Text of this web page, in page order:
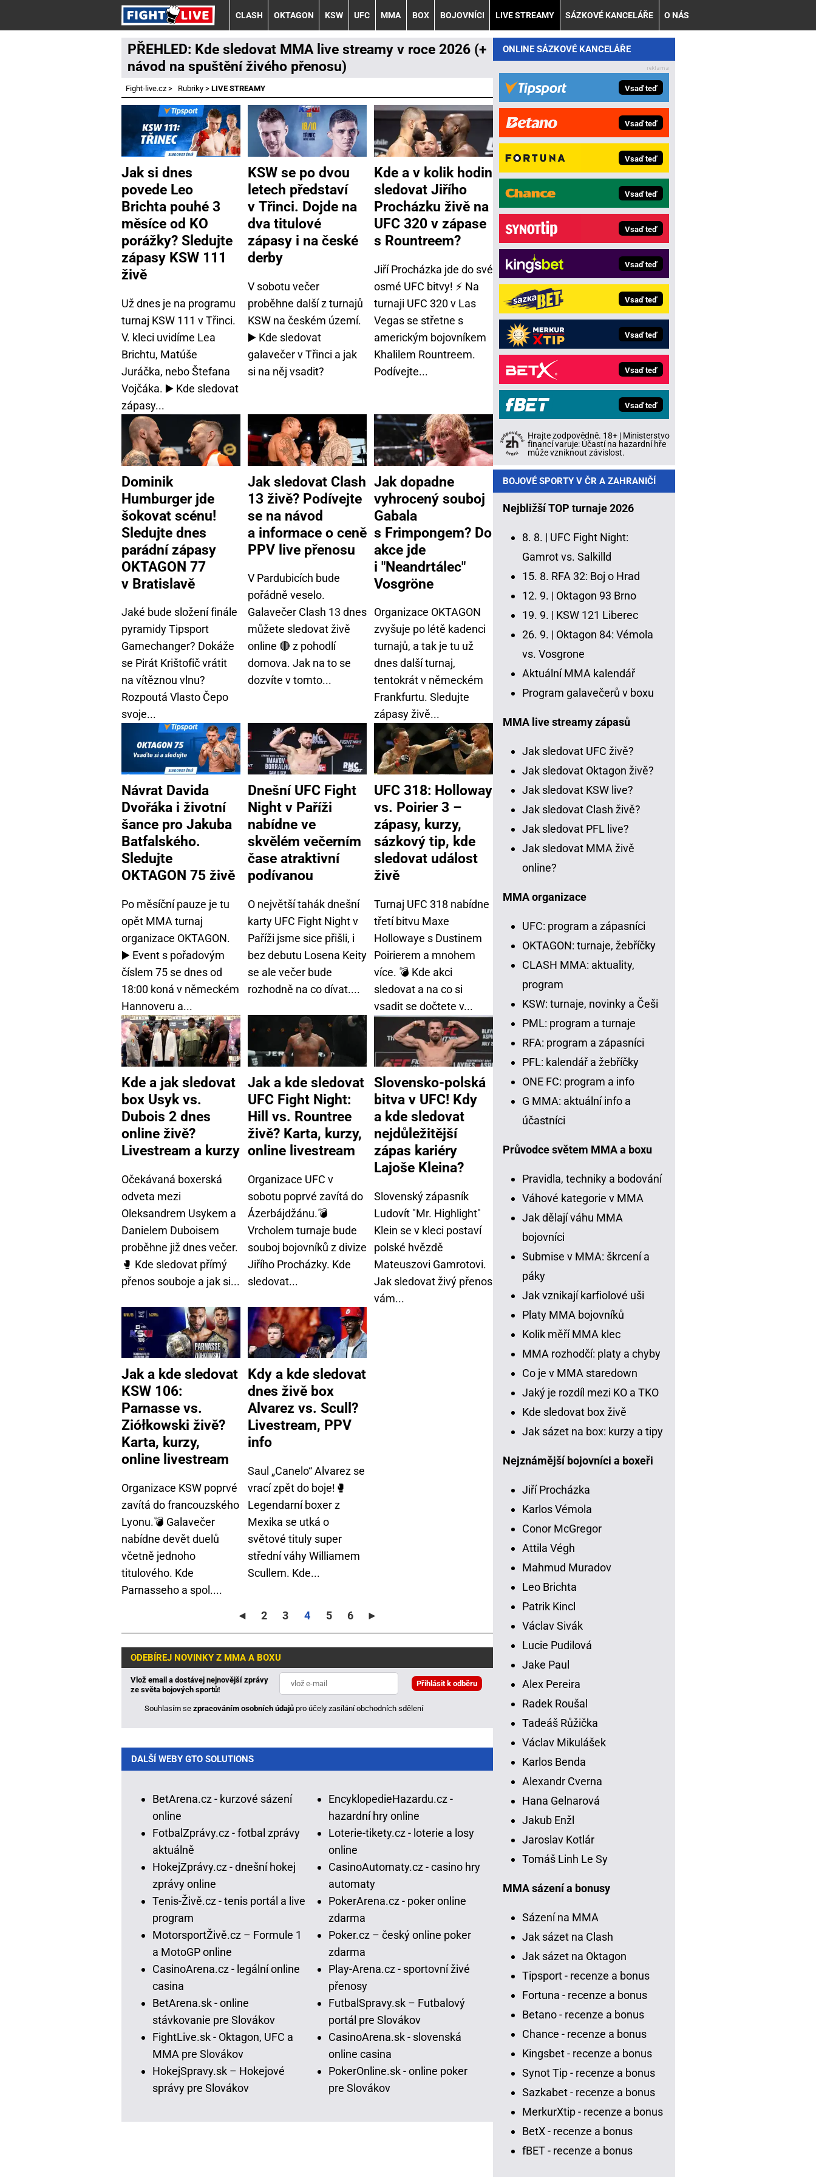
CLASH OKTAGON KSW UFC MMA BOX BOJOVNÍCI LIVE STREAMY SÁZKOVÉ KANCELÁŘE O NÁS
PŘEHLED: Kde sledovat MMA live streamy v roce 2026 (+
návod na spuštění živého přenosu)
Fight-live.cz > Rubriky > LIVE STREAMY
Jak si dnes
povede Leo
Brichta pouhé 3
měsíce od KO
porážky? Sledujte
zápasy KSW 111
živě
Už dnes je na programu
turnaj KSW 111 v Třinci.
V. kleci uvidíme Lea
Brichtu, Matúše
Juráčka, nebo Štefana
Vojčáka. ▶️ Kde sledovat
zápasy...
KSW se po dvou
letech představí
v Třinci. Dojde na
dva titulové
zápasy i na české
derby
V sobotu večer
proběhne další z turnajů
KSW na českém území.
▶️ Kde sledovat
galavečer v Třinci a jak
si na něj vsadit?
Kde a v kolik hodin
sledovat Jiřího
Procházku živě na
UFC 320 v zápase
s Rountreem?
Jiří Procházka jde do své
osmé UFC bitvy! ⚡️ Na
turnaji UFC 320 v Las
Vegas se střetne s
americkým bojovníkem
Khalilem Rountreem.
Podívejte...
Dominik
Humburger jde
šokovat scénu!
Sledujte dnes
parádní zápasy
OKTAGON 77
v Bratislavě
Jaké bude složení finále
pyramidy Tipsport
Gamechanger? Dokáže
se Pirát Krištofič vrátit
na vítěznou vlnu?
Rozpoutá Vlasto Čepo
svoje...
Jak sledovat Clash
13 živě? Podívejte
se na návod
a informace o ceně
PPV live přenosu
V Pardubicích bude
pořádně veselo.
Galavečer Clash 13 dnes
můžete sledovat živě
online 🔴 z pohodlí
domova. Jak na to se
dozvíte v tomto...
Jak dopadne
vyhrocený souboj
Gabala
s Frimpongem? Do
akce jde
i "Neandrtálec"
Vosgröne
Organizace OKTAGON
zvyšuje po létě kadenci
turnajů, a tak je tu už
dnes další turnaj,
tentokrát v německém
Frankfurtu. Sledujte
zápasy živě...
Návrat Davida
Dvořáka i životní
šance pro Jakuba
Batfalského.
Sledujte
OKTAGON 75 živě
Po měsíční pauze je tu
opět MMA turnaj
organizace OKTAGON.
▶️ Event s pořadovým
číslem 75 se dnes od
18:00 koná v německém
Hannoveru a...
Dnešní UFC Fight
Night v Paříži
nabídne ve
skvělém večerním
čase atraktivní
podívanou
O největší tahák dnešní
karty UFC Fight Night v
Paříži jsme sice přišli, i
bez debutu Losena Keity
se ale večer bude
rozhodně na co dívat....
UFC 318: Holloway
vs. Poirier 3 –
zápasy, kurzy,
sázkový tip, kde
sledovat událost
živě
Turnaj UFC 318 nabídne
třetí bitvu Maxe
Hollowaye s Dustinem
Poirierem a mnohem
více. 💣 Kde akci
sledovat a na co si
vsadit se dočtete v...
Kde a jak sledovat
box Usyk vs.
Dubois 2 dnes
online živě?
Livestream a kurzy
Očekávaná boxerská
odveta mezi
Oleksandrem Usykem a
Danielem Duboisem
proběhne již dnes večer.
🥊 Kde sledovat přímý
přenos souboje a jak si...
Jak a kde sledovat
UFC Fight Night:
Hill vs. Rountree
živě? Karta, kurzy,
online livestream
Organizace UFC v
sobotu poprvé zavítá do
Ázerbájdžánu.💣
Vrcholem turnaje bude
souboj bojovníků z divize
Jiřího Procházky. Kde
sledovat...
Slovensko-polská
bitva v UFC! Kdy
a kde sledovat
nejdůležitější
zápas kariéry
Lajoše Kleina?
Slovenský zápasník
Ludovít "Mr. Highlight"
Klein se v kleci postaví
polské hvězdě
Mateuszovi Gamrotovi.
Jak sledovat živý přenos
vám...
Jak a kde sledovat
KSW 106:
Parnasse vs.
Ziółkowski živě?
Karta, kurzy,
online livestream
Organizace KSW poprvé
zavítá do francouzského
Lyonu.💣 Galavečer
nabídne devět duelů
včetně jednoho
titulového. Kde
Parnasseho a spol....
Kdy a kde sledovat
dnes živě box
Alvarez vs. Scull?
Livestream, PPV
info
Saul „Canelo“ Alvarez se
vrací zpět do boje!🥊
Legendarní boxer z
Mexika se utká o
světové tituly super
střední váhy Williamem
Scullem. Kde...
◄ 2 3 4 5 6 ►
ODEBÍREJ NOVINKY Z MMA A BOXU
Vlož email a dostávej nejnovější zprávy
ze světa bojových sportů!
Souhlasím se zpracováním osobních údajů pro účely zasílání obchodních sdělení
DALŠÍ WEBY GTO SOLUTIONS
BetArena.cz - kurzové sázení
online
FotbalZprávy.cz - fotbal zprávy
aktuálně
HokejZprávy.cz - dnešní hokej
zprávy online
Tenis-Živě.cz - tenis portál a live
program
MotorsportŽivě.cz – Formule 1
a MotoGP online
CasinoArena.cz - legální online
casina
BetArena.sk - online
stávkovanie pre Slovákov
FightLive.sk - Oktagon, UFC a
MMA pre Slovákov
HokejSpravy.sk – Hokejové
správy pre Slovákov
EncyklopedieHazardu.cz -
hazardní hry online
Loterie-tikety.cz - loterie a losy
online
CasinoAutomaty.cz - casino hry
automaty
PokerArena.cz - poker online
zdarma
Poker.cz – český online poker
zdarma
Play-Arena.cz - sportovní živé
přenosy
FutbalSpravy.sk – Futbalový
portál pre Slovákov
CasinoArena.sk - slovenská
online casina
PokerOnline.sk - online poker
pre Slovákov
ONLINE SÁZKOVÉ KANCELÁŘE
Vsaď teď
Vsaď teď
Vsaď teď
Vsaď teď
Vsaď teď
Vsaď teď
Vsaď teď
Vsaď teď
Vsaď teď
Vsaď teď
Hrajte zodpovědně. 18+ | Ministerstvo
financí varuje: Účastí na hazardní hře
může vzniknout závislost.
BOJOVÉ SPORTY V ČR A ZAHRANIČÍ
Nejbližší TOP turnaje 2026
8. 8. | UFC Fight Night:
Gamrot vs. Salkilld
15. 8. RFA 32: Boj o Hrad
12. 9. | Oktagon 93 Brno
19. 9. | KSW 121 Liberec
26. 9. | Oktagon 84: Vémola
vs. Vosgrone
Aktuální MMA kalendář
Program galavečerů v boxu
MMA live streamy zápasů
Jak sledovat UFC živě?
Jak sledovat Oktagon živě?
Jak sledovat KSW live?
Jak sledovat Clash živě?
Jak sledovat PFL live?
Jak sledovat MMA živě
online?
MMA organizace
UFC: program a zápasníci
OKTAGON: turnaje, žebříčky
CLASH MMA: aktuality,
program
KSW: turnaje, novinky a Češi
PML: program a turnaje
RFA: program a zápasníci
PFL: kalendář a žebříčky
ONE FC: program a info
G MMA: aktuální info a
účastníci
Průvodce světem MMA a boxu
Pravidla, techniky a bodování
Váhové kategorie v MMA
Jak dělají váhu MMA
bojovníci
Submise v MMA: škrcení a
páky
Jak vznikají karfiolové uši
Platy MMA bojovníků
Kolik měří MMA klec
MMA rozhodčí: platy a chyby
Co je v MMA staredown
Jaký je rozdíl mezi KO a TKO
Kde sledovat box živě
Jak sázet na box: kurzy a tipy
Nejznámější bojovníci a boxeři
Jiří Procházka
Karlos Vémola
Conor McGregor
Attila Végh
Mahmud Muradov
Leo Brichta
Patrik Kincl
Václav Sivák
Lucie Pudilová
Jake Paul
Alex Pereira
Radek Roušal
Tadeáš Růžička
Václav Mikulášek
Karlos Benda
Alexandr Cverna
Hana Gelnarová
Jakub Enžl
Jaroslav Kotlár
Tomáš Linh Le Sy
MMA sázení a bonusy
Sázení na MMA
Jak sázet na Clash
Jak sázet na Oktagon
Tipsport - recenze a bonus
Fortuna - recenze a bonus
Betano - recenze a bonus
Chance - recenze a bonus
Kingsbet - recenze a bonus
Synot Tip - recenze a bonus
Sazkabet - recenze a bonus
MerkurXtip - recenze a bonus
BetX - recenze a bonus
fBET - recenze a bonus